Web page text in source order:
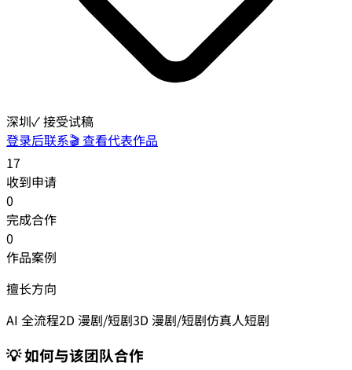
深圳✓ 接受试稿
登录后联系🎬 查看代表作品
17
收到申请
0
完成合作
0
作品案例
擅长方向
AI 全流程2D 漫剧/短剧3D 漫剧/短剧仿真人短剧
💡 如何与该团队合作